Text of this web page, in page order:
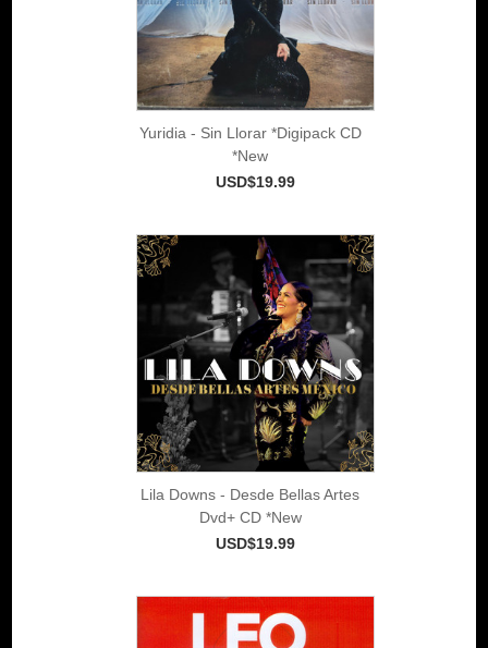
Yuridia - Sin Llorar *Digipack CD
*New
USD$19.99
Lila Downs - Desde Bellas Artes
Dvd+ CD *New
USD$19.99